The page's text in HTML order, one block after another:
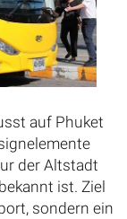
auf Phuket
der Altstadt
ist. Ziel
sondern ein